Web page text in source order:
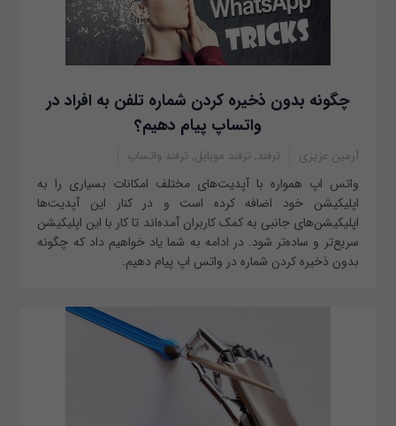
چگونه بدون ذخیره کردن شماره تلفن به افراد در
واتساپ پیام دهیم؟
آرمین عزیزی ترفند, ترفند موبایل, ترفند واتساپ
واتس اپ همواره با آپدیت‌های مختلف امکانات بسیاری را به
اپلیکیشن خود اضافه کرده است و در کنار این آپدیت‌ها
اپلیکیشن‌های جانبی به کمک کاربران آمده‌اند تا کار با این اپلیکیشن
سریع‌تر و ساده‌تر شود. در ادامه به شما یاد خواهیم داد که چگونه
بدون ذخیره کردن شماره در واتس اپ پیام دهیم.